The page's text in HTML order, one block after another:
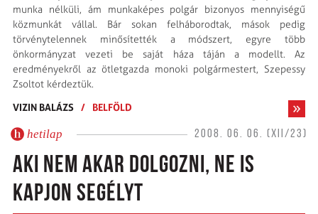
munka nélküli, ám munkaképes polgár bizonyos mennyiségű
közmunkát vállal. Bár sokan felháborodtak, mások pedig
törvénytelennek minősítették a módszert, egyre több
önkormányzat vezeti be saját háza táján a modellt. Az
eredményekről az ötletgazda monoki polgármestert, Szepessy
Zsoltot kérdeztük.
VIZIN BALÁZS / BELFÖLD
hetilap 2008. 06. 06. (XII/23)
AKI NEM AKAR DOLGOZNI, NE IS
KAPJON SEGÉLYT